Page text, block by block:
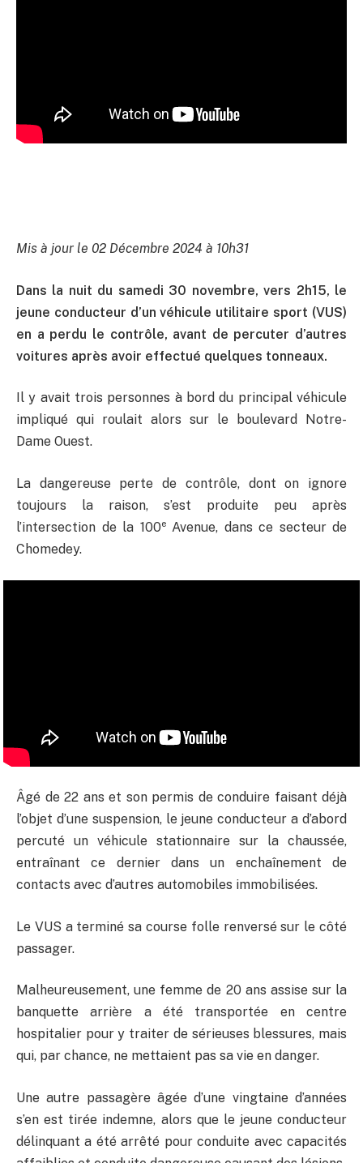
Mis à jour le 02 Décembre 2024 à 10h31
Dans la nuit du samedi 30 novembre, vers 2h15, le
jeune conducteur d’un véhicule utilitaire sport (VUS)
en a perdu le contrôle, avant de percuter d’autres
voitures après avoir effectué quelques tonneaux.
Il y avait trois personnes à bord du principal véhicule
impliqué qui roulait alors sur le boulevard Notre-
Dame Ouest.
La dangereuse perte de contrôle, dont on ignore
toujours la raison, s’est produite peu après
l’intersection de la 100eAvenue, dans ce secteur de
Chomedey.
Âgé de 22 ans et son permis de conduire faisant déjà
l’objet d’une suspension, le jeune conducteur a d’abord
percuté un véhicule stationnaire sur la chaussée,
entraînant ce dernier dans un enchaînement de
contacts avec d’autres automobiles immobilisées.
Le VUS a terminé sa course folle renversé sur le côté
passager.
Malheureusement, une femme de 20 ans assise sur la
banquette arrière a été transportée en centre
hospitalier pour y traiter de sérieuses blessures, mais
qui, par chance, ne mettaient pas sa vie en danger.
Une autre passagère âgée d’une vingtaine d’années
s’en est tirée indemne, alors que le jeune conducteur
délinquant a été arrêté pour conduite avec capacités